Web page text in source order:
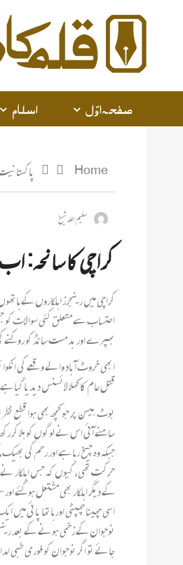
صفحہ اوّل اسلام
Home
سلیم اللہ شیخ
کراچی کا سانحہ:
کراچی میں رینجرز اہلکاروں کے
احتساب سے متعلق کئی سوالات کو
بھپرے اور بد مست سانڈ کو
ابھی خروٹ آباد والے وقعے کی
قتل عام کا کھلا لائسنس دیدیا گیا
بوٹ بیسن پر جو کچھ بھی ہوا قطع
سامنے آئی اس نے لوگوں کو ہلا کر
جبکہ وہ چیخ رہا ہے اور رحم کی
حرکت تھی، کیوں کہ جس اہلکار نے
کے دیگر اہلکار بھی مشتعل ہوگئے
اسی چھینا چھپٹی اور ہاتھا پائی
نوجوان کے زخمی ہونے کے بعد
جائے تو اگر نوجوان کو فوری طبی